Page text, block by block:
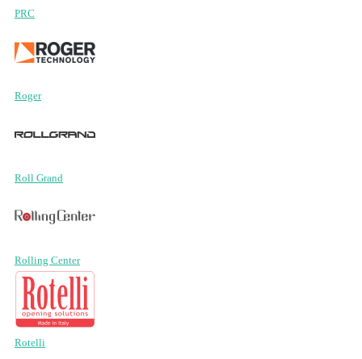
PRC
Roger
Roll Grand
Rolling Center
Rotelli